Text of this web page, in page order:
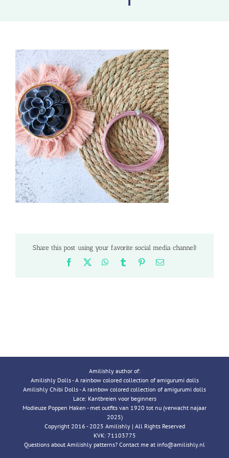
Share this post using your favorite social media channel!
Facebook WhatsApp
Tumblr PinterestEmail
Amilishly author of:
Amilishly Dolls - A rainbow colored collection of amigurumi dolls
Amilishly Chibi Dolls - A rainbow colored collection of amigurumi dolls
Lace: Kantbreien voor beginners
Modieuze Poppen Haken - met outfits van 1920 tot nu (verwacht najaar
2025)
Copyright 2016 - 2025 Amilishly | All Rights Reserved
KVK: 71103775
Questions about Amilishly patterns? Contact me at info@amilishly.nl